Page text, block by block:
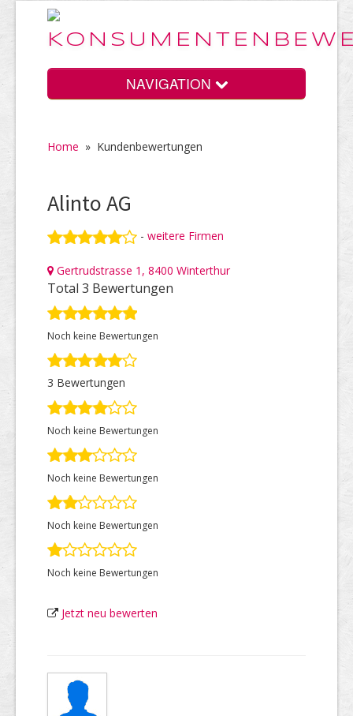
NAVIGATION
Home
Vorteile
Preise
HELP Awards
Top Firmen
Über uns
Home » Kundenbewertungen
Alinto AG
- weitere Firmen
Gertrudstrasse 1, 8400 Winterthur
Total 3 Bewertungen
Noch keine Bewertungen
3 Bewertungen
Noch keine Bewertungen
Noch keine Bewertungen
Noch keine Bewertungen
Noch keine Bewertungen
Jetzt neu bewerten